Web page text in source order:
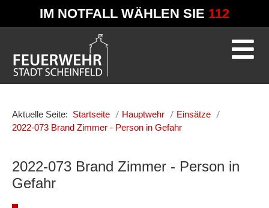
IM NOTFALL WÄHLEN SIE 112
Aktuelle Seite: Startseite Hauptwehr
Einsätze
2022-073 Brand Zimmer - Person in Gefahr
2022-073 Brand Zimmer - Person in
Gefahr